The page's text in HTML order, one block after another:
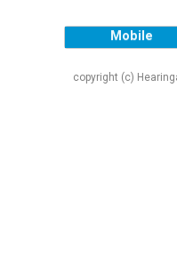
Mobile
copyright (c)